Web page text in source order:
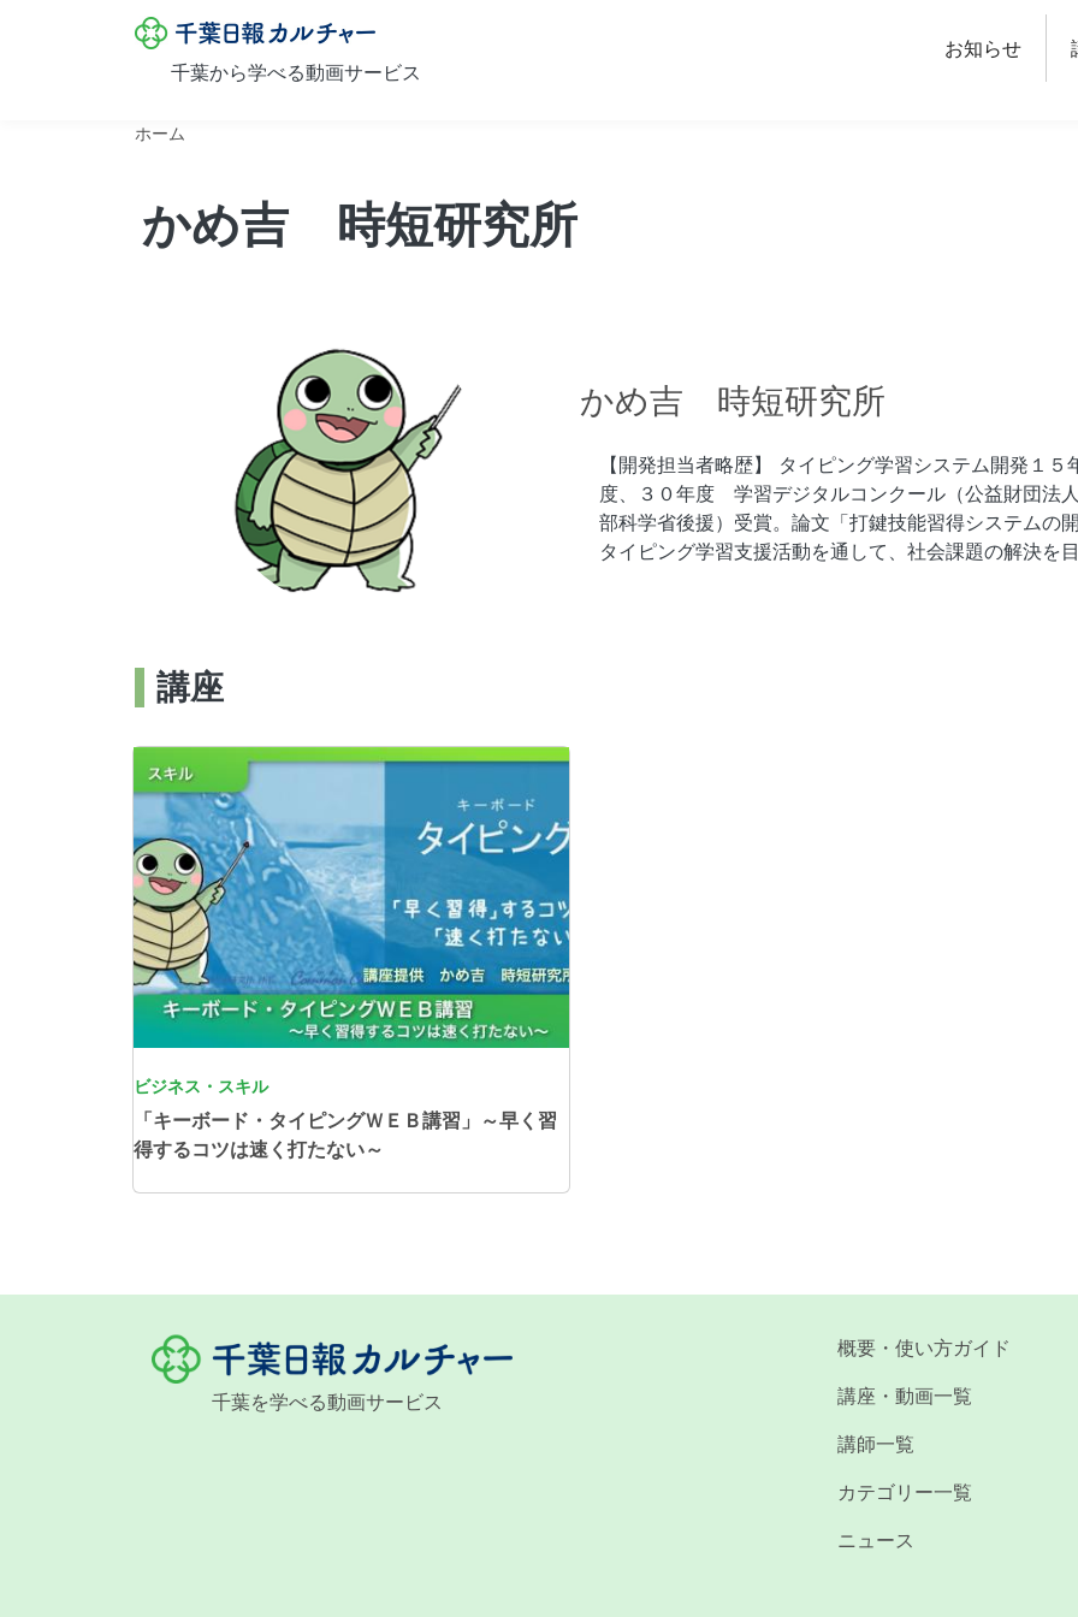
メインコンテンツに移動
千葉から学べる動画サービス
お知らせ
ホーム
かめ吉 時短研究所
かめ吉 時短研究所
【開発担当者略歴】 タイピング学習システム開発１
度、３０年度 学習デジタルコンクール（公益財団法
部科学省後援）受賞。論文「打鍵技能習得システムの
タイピング学習支援活動を通して、社会課題の解決を目
講座
画像
ビジネス・スキル
「キーボード・タイピングＷＥＢ講習」～早く習
得するコツは速く打たない～
千葉を学べる動画サービス
概要・使い方ガイド
講座・動画一覧
講師一覧
カテゴリー一覧
ニュース